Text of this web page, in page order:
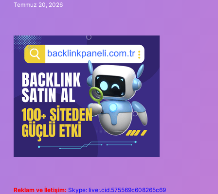
Temmuz 20, 2026
Reklam ve İletişim: Skype: live:.cid.575569c608265c69